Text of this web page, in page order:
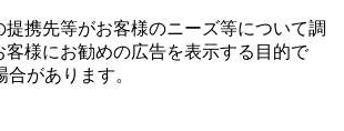
提携先等がお客様のニーズ等について調
客様にお勧めの広告を表⽰する⽬的で
があります。